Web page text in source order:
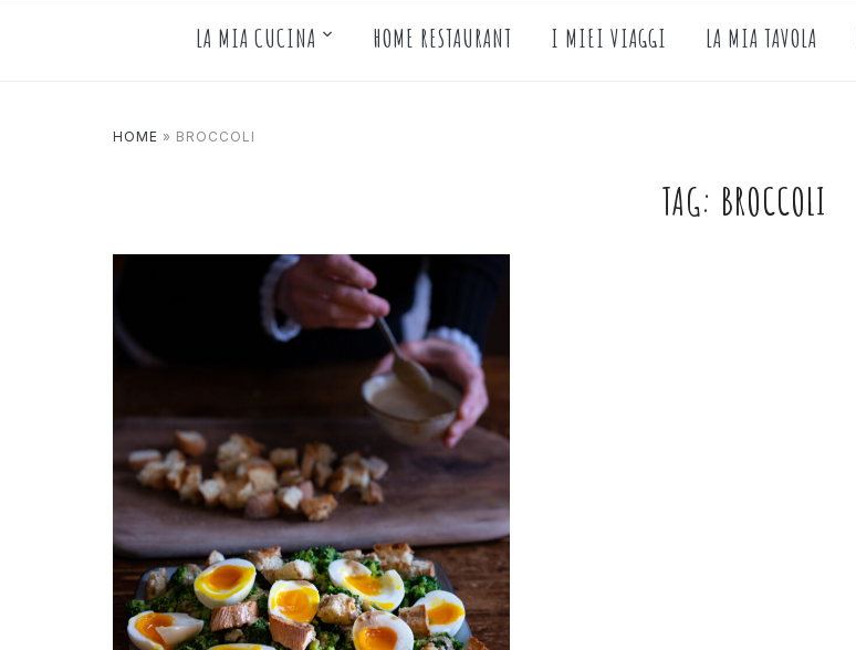
LA MIA CUCINA HOME RESTAURANT I MIEI VIAGGI LA MIA TAVOLA
HOME » BROCCOLI
TAG: BROCCOLI